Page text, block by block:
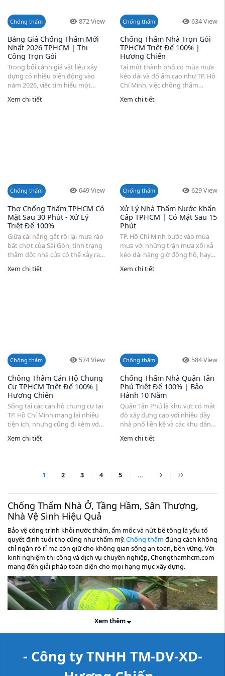
Chống thấm 872 View
Bảng Giá Chống Thấm Mới
Nhất 2026 TPHCM | Thi
Công Trọn Gói
Trong bối cảnh giá vật liệu xây
dựng có nhiều biến động vào
năm 2026, việc tìm hiểu một
bảng giá chống thấm mới nhất
Xem chi tiết
Chống thấm 634 View
Chống Thấm Nhà Trọn Gói
TPHCM Triệt Để 100% |
Hương Chiến
Tại một thành phố có mùa mưa
kéo dài và độ ẩm cao như TP. Hồ
Chí Minh, việc chống thấm
không chỉ đơn giản là xử lý một
vết nứt ...
Xem chi tiết
Chống thấm 649 View
Thợ Chống Thấm TPHCM Có
Mặt Sau 30 Phút - Xử Lý
Triệt Để 100%
Giữa cái nắng gắt rồi lại mưa rào
bất chợt của Sài Gòn, tình trạng
thấm dột nhà cửa có thể xảy ra
bất cứ lúc nào. Một vết nứt nhỏ
...
Xem chi tiết
Chống thấm 629 View
Xử Lý Nhà Thấm Nước Khẩn
Cấp TPHCM | Có Mặt Sau 15
Phút
TP. Hồ Chí Minh bước vào mùa
mưa với những trận mưa xối xả
kéo dài hàng giờ đồng hồ, hay
những đợt triều cường dâng
cao khiến nhiều ngôi ...
Xem chi tiết
Chống thấm 574 View
Chống Thấm Căn Hộ Chung
Cư TPHCM Triệt Để 100% |
Hương Chiến
Sống tại các căn hộ chung cư tại
TP. Hồ Chí Minh mang lại nhiều
tiện ích, nhưng cũng đi kèm với
nỗi lo về thấm dột. Đặc thù của
chung cư là hệ thống cấp ...
Xem chi tiết
Chống thấm 584 View
Chống Thấm Nhà Quận Tân
Phú Triệt Để 100% | Bảo
Hành 10 Năm
Quận Tân Phú là khu vực có mật
độ xây dựng cao với nhiều dãy
nhà phố liền kề và các khu dân
cư mới. Tuy nhiên, tình ...
Xem chi tiết
1 2 3 4 5 ...
Chống Thấm Nhà Ở, Tầng Hầm, Sân Thượng,
Nhà Vệ Sinh Hiệu Quả
Bảo vệ công trình khỏi nước thấm, ẩm mốc và nứt bê tông là yếu tố
quyết định tuổi thọ cũng như thẩm mỹ.Chống thấm đúng cách không
chỉ ngăn rò rỉ mà còn giữ cho không gian sống an toàn, bền vững. Với
kinh nghiệm thi công và dịch vụ chuyên nghiệp, Chongthamhcm.com
mang đến giải pháp toàn diện cho mọi hạng mục xây dựng.
Xem thêm
- Công ty TNHH TM-DV-XD-